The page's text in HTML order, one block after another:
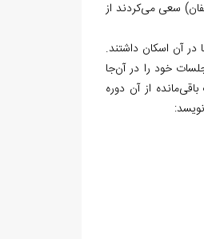
سعی می‌کردند از
در آن اسکان داشتند.
خود را در آن‌جا
از آن دوره